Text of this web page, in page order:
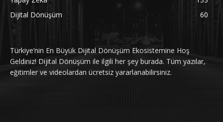
Dijital Dönüşüm
60
Türkiye’nin En Büyük Dijital Dönüşüm Ekosistemine Hoş
Geldiniz! Dijital Dönüşüm ile ilgili her şey burada. Tüm yazılar,
eğitimler ve videolardan ücretsiz yararlanabilirsiniz.